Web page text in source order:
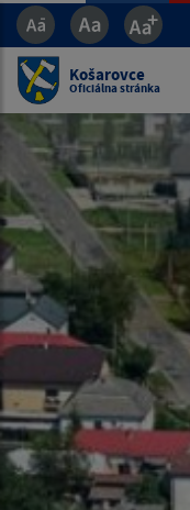
Košarovce
Oficiálna stránka